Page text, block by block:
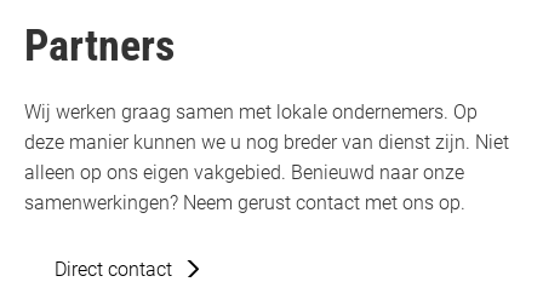
Partners
Wij werken graag samen met lokale ondernemers. Op
deze manier kunnen we u nog breder van dienst zijn. Niet
alleen op ons eigen vakgebied. Benieuwd naar onze
samenwerkingen? Neem gerust contact met ons op.
Direct contact